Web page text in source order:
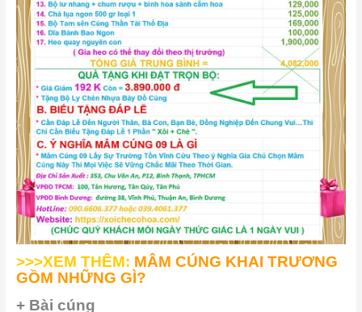
>>>XEM THÊM: MÂM CÚNG KHAI TRƯƠNG
GỒM NHỮNG GÌ?
+ Bài cúng